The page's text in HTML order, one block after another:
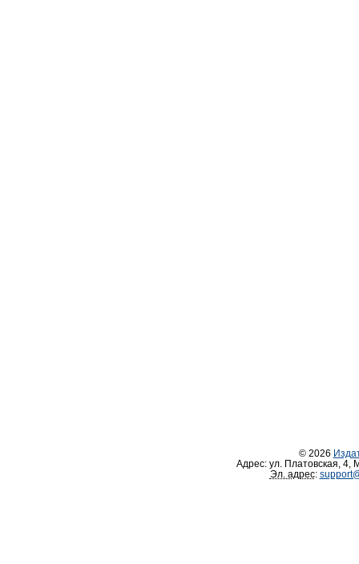
© 2026
Адрес: ул. Платовская, 4
Эл. адрес: